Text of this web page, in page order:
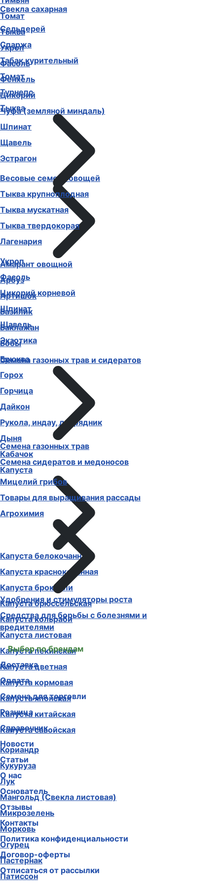
Томат
Тыква
Укроп
Фасоль
Фенхель
Цикорий
Чуфа (земляной миндаль)
Шпинат
Щавель
Эстрагон
Весовые семена овощей
Амарант овощной
Арбуз
Артишок
Базилик
Баклажан
Бобы
Брюква
Горох
Горчица
Дайкон
Рукола, индау, двурядник
Дыня
Кабачок
Капуста
Капуста белокочанная
Капуста краснокочанная
Капуста брокколи
Капуста брюссельская
Капуста кольраби
Капуста листовая
Капуста пекинская
Капуста цветная
Капуста кормовая
Капуста японская
Капуста китайская
Капуста савойская
Кориандр
Кукуруза
Лук
Мангольд (Свекла листовая)
Микрозелень
Морковь
Огурец
Пастернак
Патиссон
Свекла сахарная
Сельдерей
Спаржа
Табак курительный
Томат
Турнепс
Тыква
Тыква крупноплодная
Тыква мускатная
Тыква твердокорая
Лагенария
Укроп
Фасоль
Цикорий корневой
Шпинат
Щавель
Экзотика
Семена газонных трав и сидератов
Семена газонных трав
Семена сидератов и медоносов
Мицелий грибов
Товары для выращивания рассады
Агрохимия
Удобрения и стимуляторы роста
Средства для борьбы с болезнями и
вредителями
Выбор по брендам
Доставка
Оплата
Семена для торговли
Розница
Справочник
Новости
Статьи
О нас
Основатель
Отзывы
Контакты
Политика конфиденциальности
Договор-оферты
Отписаться от рассылки